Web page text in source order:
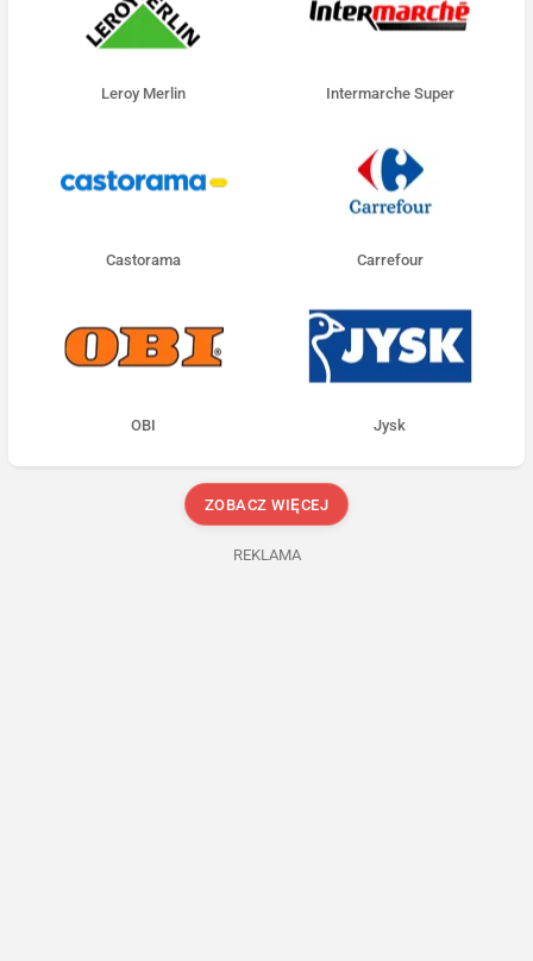
Leroy Merlin Intermarche Super
Castorama Carrefour
OBI Jysk
ZOBACZ WIĘCEJ
REKLAMA